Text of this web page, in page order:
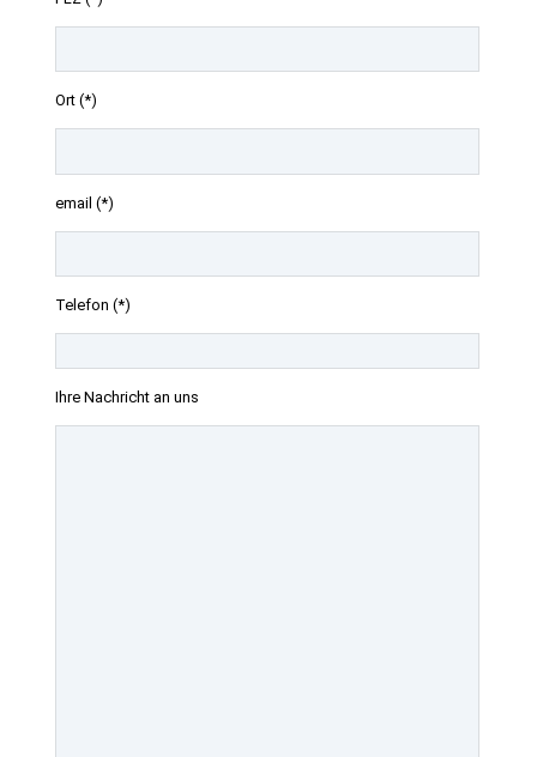
Ort (*)
email (*)
Telefon (*)
Ihre Nachricht an uns